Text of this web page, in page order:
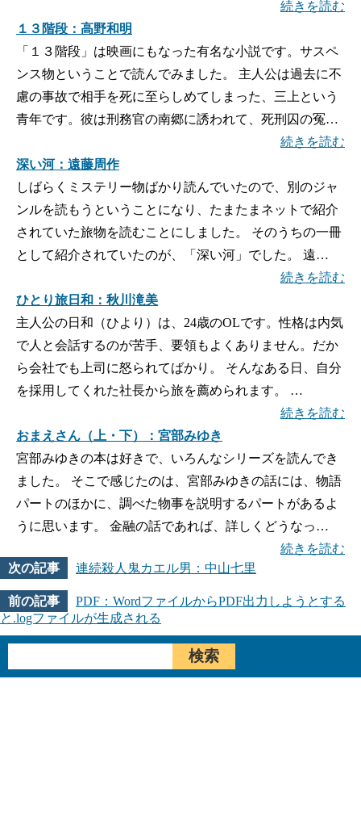
続きを読む
１３階段：高野和明
「１３階段」は映画にもなった有名な小説です。サスペ
ンス物ということで読んでみました。 主人公は過去に不
慮の事故で相手を死に至らしめてしまった、三上という
青年です。彼は刑務官の南郷に誘われて、死刑囚の冤…
続きを読む
深い河：遠藤周作
しばらくミステリー物ばかり読んでいたので、別のジャ
ンルを読もうということになり、たまたまネットで紹介
されていた旅物を読むことにしました。 そのうちの一冊
として紹介されていたのが、「深い河」でした。 遠…
続きを読む
ひとり旅日和：秋川滝美
主人公の日和（ひより）は、24歳のOLです。性格は内気
で人と会話するのが苦手、要領もよくありません。だか
ら会社でも上司に怒られてばかり。 そんなある日、自分
を採用してくれた社長から旅を薦められます。 …
続きを読む
おまえさん（上・下）：宮部みゆき
宮部みゆきの本は好きで、いろんなシリーズを読んでき
ました。 そこで感じたのは、宮部みゆきの話には、物語
パートのほかに、調べた物事を説明するパートがあるよ
うに思います。 金融の話であれば、詳しくどうなっ…
続きを読む
連続殺人鬼カエル男：中山七里
PDF：WordファイルからPDF出力しようとする
と.logファイルが生成される